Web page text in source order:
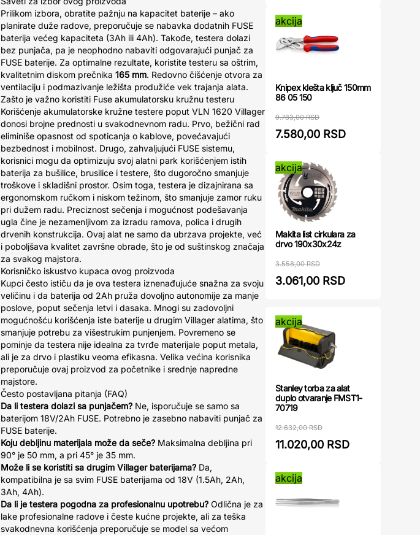
Prilikom izbora, obratite pažnju na kapacitet baterije – ako
planirate duže radove, preporučuje se nabavka dodatnih FUSE
baterija većeg kapaciteta (3Ah ili 4Ah). Takođe, testera dolazi
bez punjača, pa je neophodno nabaviti odgovarajući punjač za
FUSE baterije. Za optimalne rezultate, koristite testeru sa oštrim,
kvalitetnim diskom prečnika 165 mm. Redovno čišćenje otvora za
ventilaciju i podmazivanje ležišta produžiće vek trajanja alata.
Zašto je važno koristiti Fuse akumulatorsku kružnu testeru
Korišćenje akumulatorske kružne testere poput VLN 1620 Villager
donosi brojne prednosti u svakodnevnom radu. Prvo, bežični rad
eliminiše opasnost od spoticanja o kablove, povećavajući
bezbednost i mobilnost. Drugo, zahvaljujući FUSE sistemu,
korisnici mogu da optimizuju svoj alatni park korišćenjem istih
baterija za bušilice, brusilice i testere, što dugoročno smanjuje
troškove i skladišni prostor. Osim toga, testera je dizajnirana sa
ergonomskom ručkom i niskom težinom, što smanjuje zamor ruku
pri dužem radu. Preciznost sečenja i mogućnost podešavanja
ugla čine je nezamenljivom za izradu ramova, polica i drugih
drvenih konstrukcija. Ovaj alat ne samo da ubrzava projekte, već
i poboljšava kvalitet završne obrade, što je od suštinskog značaja
za svakog majstora.
Korisničko iskustvo kupaca ovog proizvoda
Kupci često ističu da je ova testera iznenađujuće snažna za svoju
veličinu i da baterija od 2Ah pruža dovoljno autonomije za manje
poslove, poput sečenja letvi i dasaka. Mnogi su zadovoljni
mogućnošću korišćenja iste baterije u drugim Villager alatima, što
smanjuje potrebu za višestrukim punjenjem. Povremeno se
pominje da testera nije idealna za tvrđe materijale poput metala,
ali je za drvo i plastiku veoma efikasna. Velika većina korisnika
preporučuje ovaj proizvod za početnike i srednje napredne
majstore.
Često postavljana pitanja (FAQ)
Da li testera dolazi sa punjačem? Ne, isporučuje se samo sa
baterijom 18V/2Ah FUSE. Potrebno je zasebno nabaviti punjač za
FUSE baterije.
Koju debljinu materijala može da seče? Maksimalna debljina pri
90° je 50 mm, a pri 45° je 35 mm.
Može li se koristiti sa drugim Villager baterijama? Da,
kompatibilna je sa svim FUSE baterijama od 18V (1.5Ah, 2Ah,
3Ah, 4Ah).
Da li je testera pogodna za profesionalnu upotrebu? Odlična je za
lake profesionalne radove i česte kućne projekte, ali za teška
svakodnevna korišćenja preporučuje se model sa većom
akcija
Knipex klešta ključ 150mm
86 05 150
9.783,00 RSD
7.580,00 RSD
akcija
Makita list cirkulara za
drvo 190x30x24z
3.558,00 RSD
3.061,00 RSD
akcija
Stanley torba za alat
duplo otvaranje FMST1-
70719
12.632,00 RSD
11.020,00 RSD
akcija